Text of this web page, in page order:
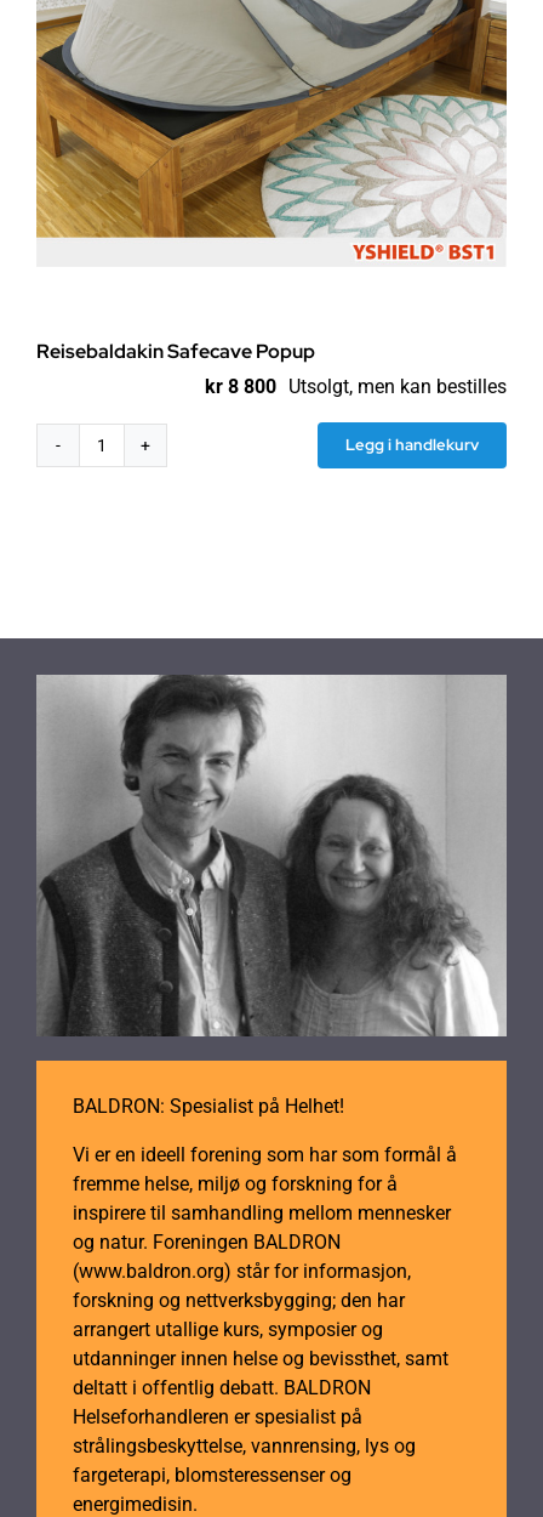
Reisebaldakin Safecave Popup
kr 8 800 Utsolgt, men kan bestilles
Reisebaldakin
Legg i handlekurv
BALDRON: Spesialist på Helhet!
Vi er en ideell forening som har som formål å
fremme helse, miljø og forskning for å
inspirere til samhandling mellom mennesker
og natur. Foreningen BALDRON
(www.baldron.org) står for informasjon,
forskning og nettverksbygging; den har
arrangert utallige kurs, symposier og
utdanninger innen helse og bevissthet, samt
deltatt i offentlig debatt. BALDRON
Helseforhandleren er spesialist på
strålingsbeskyttelse, vannrensing, lys og
fargeterapi, blomsteressenser og
energimedisin.